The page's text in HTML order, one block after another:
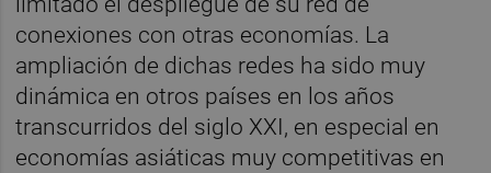
conexiones con otras economías. La
ampliación de dichas redes ha sido muy
dinámica en otros países en los años
transcurridos del siglo XXI, en especial en
economías asiáticas muy competitivas en